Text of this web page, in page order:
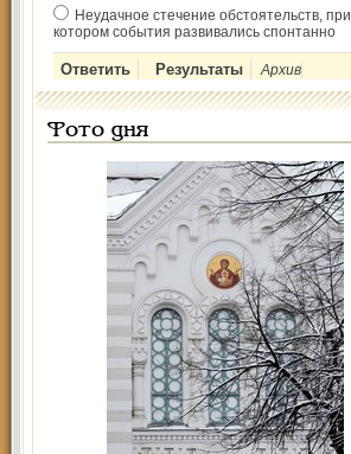
Неудачное стечение обстоятельств, при
котором события развивались спонтанно
Архив
Фото дня